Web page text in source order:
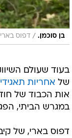
בן סוכמן. / דפוס בארי
בעוד שעולם
של אחריות
אות הכבוד של
במגרש הביתי,
דפוס בארי, של